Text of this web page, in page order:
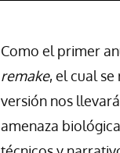
Como el primer
remake, el cual
versión nos
amenaza